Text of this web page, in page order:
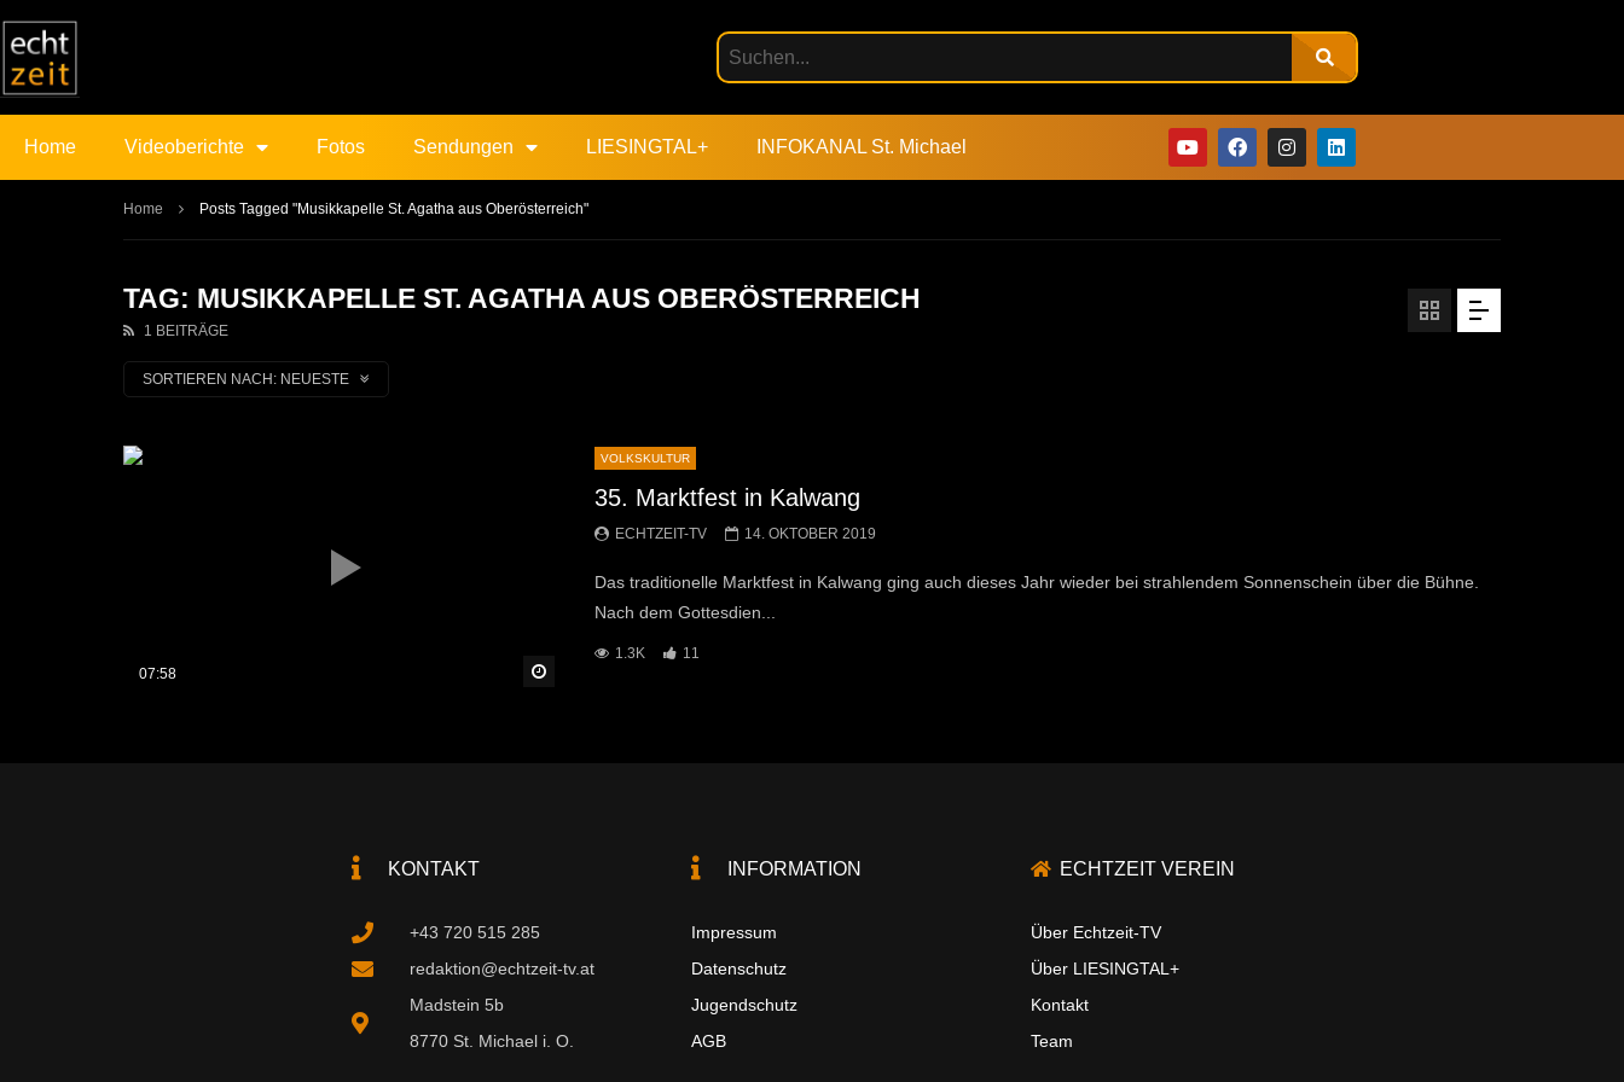
Home Videoberichte Fotos Sendungen LIESINGTAL+ INFOKANAL St. Michael
Home Posts Tagged "Musikkapelle St. Agatha aus Oberösterreich"
TAG: MUSIKKAPELLE ST. AGATHA AUS OBERÖSTERREICH
1 BEITRÄGE
SORTIEREN NACH: NEUESTE
07:58
VOLKSKULTUR
35. Marktfest in Kalwang
ECHTZEIT-TV 14. OKTOBER 2019
Das traditionelle Marktfest in Kalwang ging auch dieses Jahr wieder bei strahlendem Sonnenschein über die Bühne.
Nach dem Gottesdien...
1.3K 11
KONTAKT
+43 720 515 285
redaktion@echtzeit-tv.at
Madstein 5b
8770 St. Michael i. O.
INFORMATION
Impressum
Datenschutz
Jugendschutz
AGB
ECHTZEIT VEREIN
Über Echtzeit-TV
Über LIESINGTAL+
Kontakt
Team